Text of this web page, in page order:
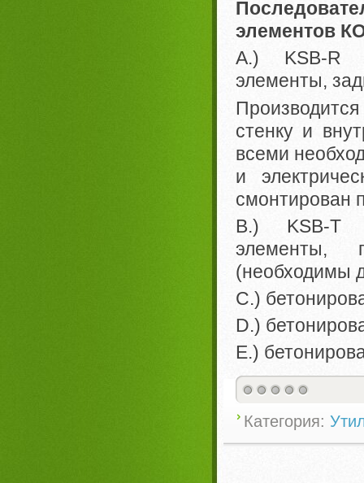
элементов
A.) KSB-R
элементы,
стенку и
всеми
и
смонтирован
B.) KSB-T
элементы,
(необходимы
C.)
D.)
E.)
Категория: